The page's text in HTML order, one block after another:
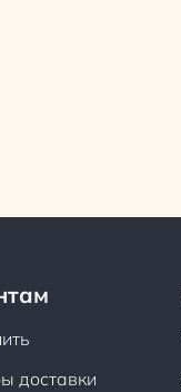
доставки